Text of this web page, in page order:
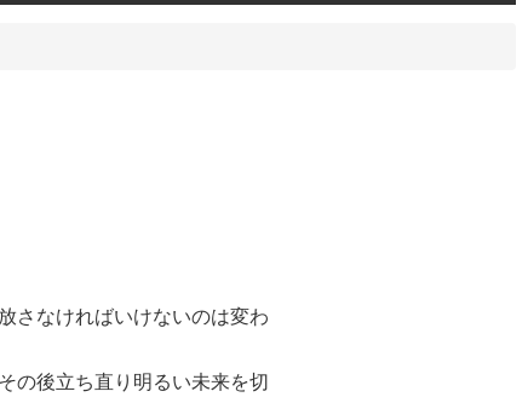
さなければいけないのは変わ
の後立ち直り明るい未来を切